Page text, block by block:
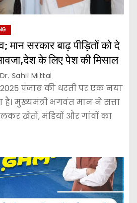
सरकार बाढ़ पीड़ितों को दे
के लिए पेश की मिसाल
Dr. Sahil Mittal
पंजाब की धरती पर एक नया
है। मुख्यमंत्री भगवंत मान ने सत्ता
खेतों, मंडियों और गांवों का